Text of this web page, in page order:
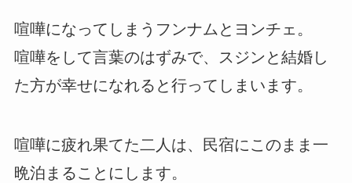
喧嘩になってしまうフンナムとヨンチェ。
喧嘩をして言葉のはずみで、スジンと結婚し
た方が幸せになれると行ってしまいます。
喧嘩に疲れ果てた二人は、民宿にこのまま一
晩泊まることにします。